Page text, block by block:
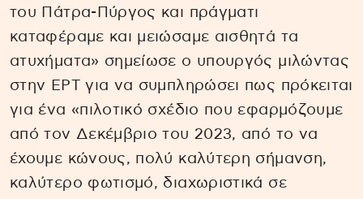
του Πάτρα-Πύργος και πράγματι
καταφέραμε και μειώσαμε αισθητά τα
ατυχήματα» σημείωσε ο υπουργός μιλώντας
στην ΕΡΤ για να συμπληρώσει πως πρόκειται
για ένα «πιλοτικό σχέδιο που εφαρμόζουμε
από τον Δεκέμβριο του 2023, από το να
έχουμε κώνους, πολύ καλύτερη σήμανση,
καλύτερο φωτισμό, διαχωριστικά σε